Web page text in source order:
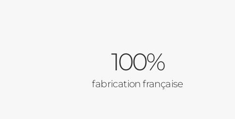
100%
fabrication française